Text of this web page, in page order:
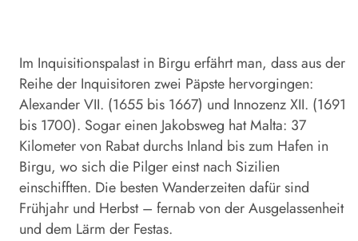
Im Inquisitionspalast in Birgu erfährt man, dass aus der
Reihe der Inquisitoren zwei Päpste hervorgingen:
Alexander VII. (1655 bis 1667) und Innozenz XII. (1691
bis 1700). Sogar einen Jakobsweg hat Malta: 37
Kilometer von Rabat durchs Inland bis zum Hafen in
Birgu, wo sich die Pilger einst nach Sizilien
einschifften. Die besten Wanderzeiten dafür sind
Frühjahr und Herbst – fernab von der Ausgelassenheit
und dem Lärm der Festas.